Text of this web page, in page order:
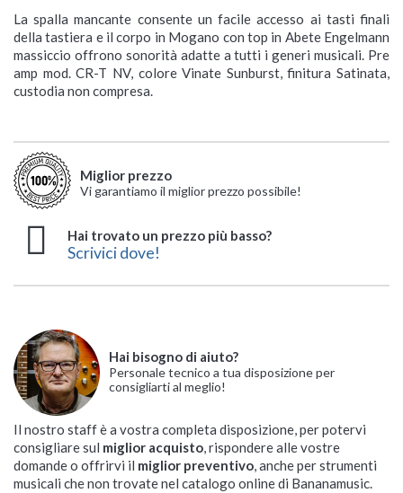
La spalla mancante consente un facile accesso ai tasti finali
della tastiera e il corpo in Mogano con top in Abete Engelmann
massiccio offrono sonorità adatte a tutti i generi musicali. Pre
amp mod. CR-T NV, colore Vinate Sunburst, finitura Satinata,
custodia non compresa.
Miglior prezzo
Vi garantiamo il miglior prezzo possibile!
Hai trovato un prezzo più basso?
Scrivici dove!
Hai bisogno di aiuto?
Personale tecnico a tua disposizione per
consigliarti al meglio!
Il nostro staff è a vostra completa disposizione, per potervi
consigliare sul miglior acquisto, rispondere alle vostre
domande o offrirvi il miglior preventivo, anche per strumenti
musicali che non trovate nel catalogo online di Bananamusic.